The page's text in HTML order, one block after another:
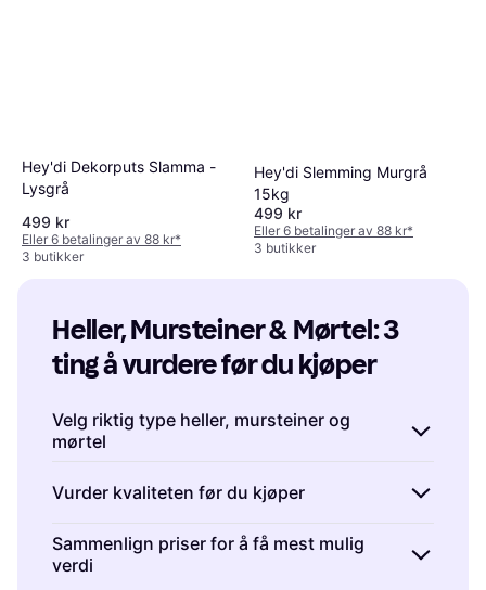
Hey'di Dekorputs Slamma -
Lysgrå
499 kr
Eller 6 betalinger av 88 kr*
3 butikker
Hey'di Slemming Murgrå
15kg
499 kr
Eller 6 betalinger av 88 kr*
3 butikker
Heller, Mursteiner & Mørtel: 3
ting å vurdere før du kjøper
Velg riktig type heller, mursteiner og
mørtel
varianter, så det er viktig å velge den typen
som passer best til ditt prosjekt. Skal du
bygge en terrasse eller en gangsti, er det lurt
Vurder kvaliteten før du kjøper
Kvaliteten påheller, mursteiner og mørtel
påvirke både utseendet og levetiden til
Sammenlign priser for å få mest mulig
verdi